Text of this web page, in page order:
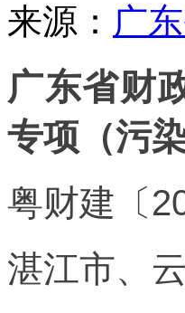
来源： 广
广东省财
专项（污
粤财建〔
湛江市、